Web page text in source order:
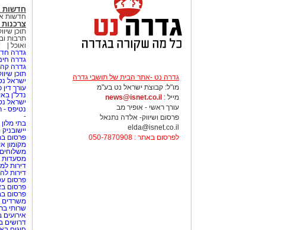
גדרה נט -אתר הבית של תושבי גדרה
מו"ל: קבוצת ישראל נט בע"מ
מייל : news@isnet.co.il
עורך ראשי - אופיר מב
פרסום ושיווק- אלדה נתנאל
elda@isnet.co.il
לפרסום באתר : 050-7870908
חדשות
חדשות
תוכן
תרבות
ואוכל
גדרה
גדרה
גדרה
תוכן
ישראל
עורך
נדל"ן
ישראל
נטיפס -
-
בתי
פרסום
מקומון
מסעדות
דירות
דירות
פרסום
פרסום
פרסום
משרדים
שרותי
דרושים